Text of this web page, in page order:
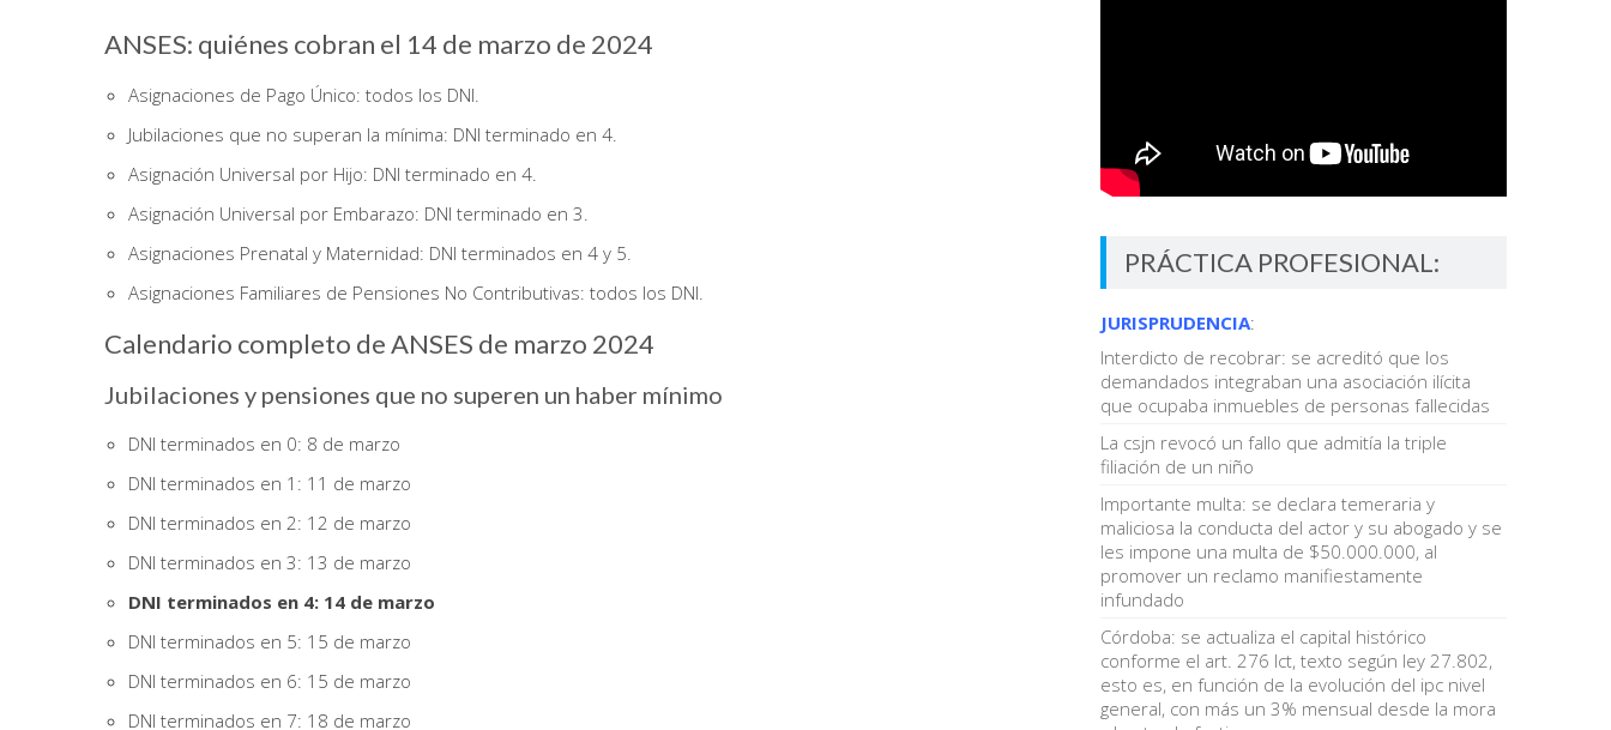
ANSES: quiénes cobran el 14 de marzo de 2024
Asignaciones de Pago Único: todos los DNI.
Jubilaciones que no superan la mínima: DNI terminado en 4.
Asignación Universal por Hijo: DNI terminado en 4.
Asignación Universal por Embarazo: DNI terminado en 3.
Asignaciones Prenatal y Maternidad: DNI terminados en 4 y 5.
Asignaciones Familiares de Pensiones No Contributivas: todos los DNI.
Calendario completo de ANSES de marzo 2024
Jubilaciones y pensiones que no superen un haber mínimo
DNI terminados en 0: 8 de marzo
DNI terminados en 1: 11 de marzo
DNI terminados en 2: 12 de marzo
DNI terminados en 3: 13 de marzo
DNI terminados en 4: 14 de marzo
DNI terminados en 5: 15 de marzo
DNI terminados en 6: 15 de marzo
DNI terminados en 7: 18 de marzo
PRÁCTICA PROFESIONAL:
JURISPRUDENCIA:
Interdicto de recobrar: se acreditó que los
demandados integraban una asociación ilícita
que ocupaba inmuebles de personas fallecidas
La csjn revocó un fallo que admitía la triple
filiación de un niño
Importante multa: se declara temeraria y
maliciosa la conducta del actor y su abogado y se
les impone una multa de $50.000.000, al
promover un reclamo manifiestamente
infundado
Córdoba: se actualiza el capital histórico
conforme el art. 276 lct, texto según ley 27.802,
esto es, en función de la evolución del ipc nivel
general, con más un 3% mensual desde la mora